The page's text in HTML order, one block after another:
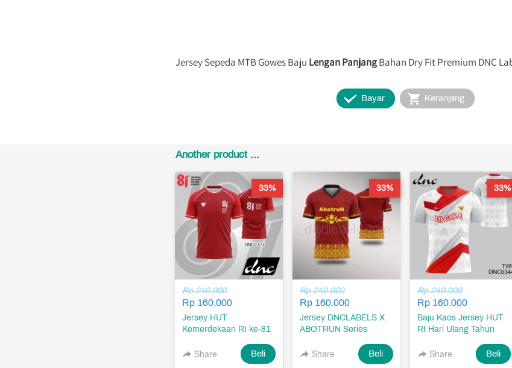
Jersey Sepeda MTB Gowes Baju Lengan Panjang Bahan Dry Fit Premium DNC
` Bayar ` Keranjang
Another product ...
Rp 240.000
Rp 160.000
Jersey HUT
Kemerdekaan RI ke-81
Share `Beli
33%
Rp 240.000
Rp 160.000
Jersey DNCLABELS X
ABOTRUN Series
Share `Beli
33%
Rp 240.000
Rp 160.000
Baju Kaos Jersey HUT
RI Hari Ulang Tahun
Indonesia 17 Agustus
1945 Desain DNC0344
Share `Beli
33%